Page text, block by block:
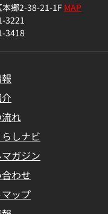
本郷2-38-21-1FMAP
3221
3418
れ
しナビ
ガジン
わせ
ップ